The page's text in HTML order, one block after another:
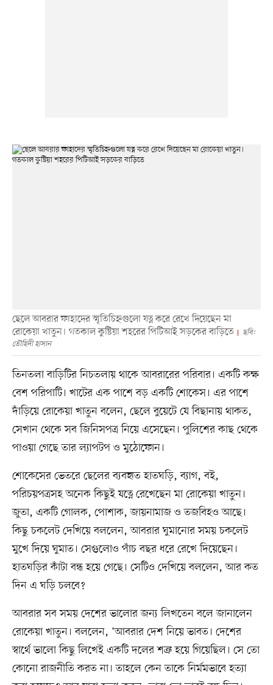
ছেলে আবরার ফাহাদের স্মৃতিচিহ্নগুলো যত্ন করে রেখে দিয়েছেন মা
রোকেয়া খাতুন। গতকাল কুষ্টিয়া শহরের পিটিআই সড়কের বাড়িতে
ছবি:
তৌহিদী হাসান
তিনতলা বাড়িটির নিচতলায় থাকে আবরারের পরিবার। একটি কক্ষ
বেশ পরিপাটি। খাটের এক পাশে বড় একটি শোকেস। এর পাশে
দাঁড়িয়ে রোকেয়া খাতুন বলেন, ছেলে বুয়েটে যে বিছানায় থাকত,
সেখান থেকে সব জিনিসপত্র নিয়ে এসেছেন। পুলিশের কাছ থেকে
পাওয়া গেছে তার ল্যাপটপ ও মুঠোফোন।
শোকেসের ভেতরে ছেলের ব্যবহৃত হাতঘড়ি, ব্যাগ, বই,
পরিচয়পত্রসহ অনেক কিছুই যত্নে রেখেছেন মা রোকেয়া খাতুন।
জুতা, একটি গোলক, পোশাক, জায়নামাজ ও তজবিহও আছে।
কিছু চকলেট দেখিয়ে বললেন, আবরার ঘুমানোর সময় চকলেট
মুখে দিয়ে ঘুমাত। সেগুলোও পাঁচ বছর ধরে রেখে দিয়েছেন।
হাতঘড়ির কাঁটা বন্ধ হয়ে গেছে। সেটিও দেখিয়ে বললেন, আর কত
দিন এ ঘড়ি চলবে?
আবরার সব সময় দেশের ভালোর জন্য লিখতেন বলে জানালেন
রোকেয়া খাতুন। বললেন, ‘আবরার দেশ নিয়ে ভাবত। দেশের
স্বার্থে ভালো কিছু লিখেই একটি দলের শত্রু হয়ে গিয়েছিল। সে তো
কোনো রাজনীতি করত না। তাহলে কেন তাকে নির্মমভাবে হত্যা